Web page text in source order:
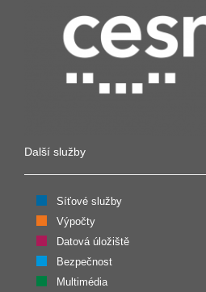
Další služby
Síťové služby
Výpočty
Datová úložiště
Bezpečnost
Multimédia